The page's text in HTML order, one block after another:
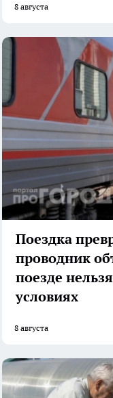
8 августа
Поездка
проводник
поезде
условиях
8 августа